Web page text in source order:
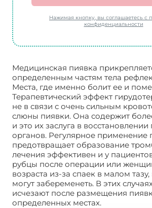
Нажимая кнопку, вы соглашаетесь с
конфиденциальности
Медицинская пиявка
определенным частям тела
Места, где именно болит ее и
Терапевтический эффект
не в связи с очень сильным
слюны пиявки. Она содержит
и это их заслуга в
органов. Регулярное применение
предотвращает образование
лечения эффективен и у
рубцы после операции или
возраста из-за спаек в малом
могут забеременеть. В этих
исчезают после размещения
определенных местах.